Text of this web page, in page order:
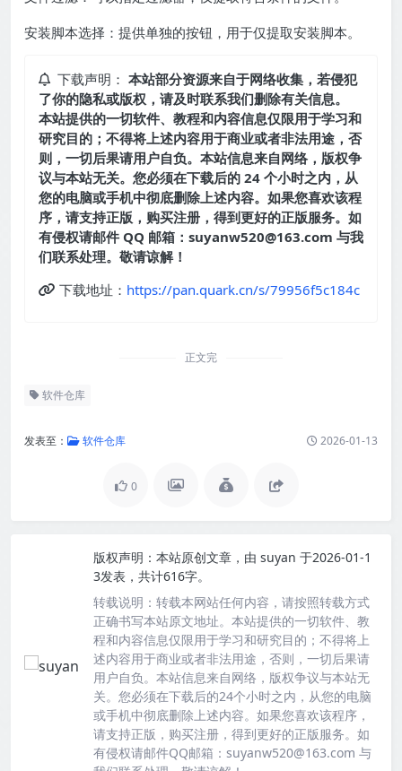
安装脚本选择：提供单独的按钮，用于仅提取安装脚本。
下载声明： 本站部分资源来自于网络收集，若侵犯
了你的隐私或版权，请及时联系我们删除有关信息。
本站提供的一切软件、教程和内容信息仅限用于学习和
研究目的；不得将上述内容用于商业或者非法用途，否
则，一切后果请用户自负。本站信息来自网络，版权争
议与本站无关。您必须在下载后的 24 个小时之内，从
您的电脑或手机中彻底删除上述内容。如果您喜欢该程
序，请支持正版，购买注册，得到更好的正版服务。如
有侵权请邮件 QQ 邮箱：suyanw520@163.com 与我
们联系处理。敬请谅解！
下载地址： https://pan.quark.cn/s/79956f5c184c
正文完
软件仓库
发表至： 软件仓库 2026-01-13
0
版权声明： 本站原创文章，由 suyan 于2026-01-1
3发表，共计616字。
转载说明： 转载本网站任何内容，请按照转载方式
正确书写本站原文地址。本站提供的一切软件、教
程和内容信息仅限用于学习和研究目的；不得将上
述内容用于商业或者非法用途，否则，一切后果请
用户自负。本站信息来自网络，版权争议与本站无
关。您必须在下载后的24个小时之内，从您的电脑
或手机中彻底删除上述内容。如果您喜欢该程序，
请支持正版，购买注册，得到更好的正版服务。如
有侵权请邮件QQ邮箱：suyanw520@163.com 与